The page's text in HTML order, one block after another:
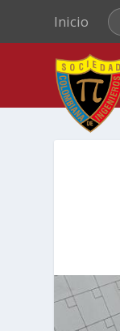
Inicio